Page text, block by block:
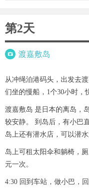
第2天
 渡嘉敷岛
从冲绳泊港码头，出发去
们坐的慢船，1个30小时，
渡嘉敷岛 是日本的离岛，
较安静。 到岛后，有小巴
岛上还有潜水店，可以潜水
岛上可租太阳伞和躺椅，
元一次。
4:30 回到车站，做小巴，